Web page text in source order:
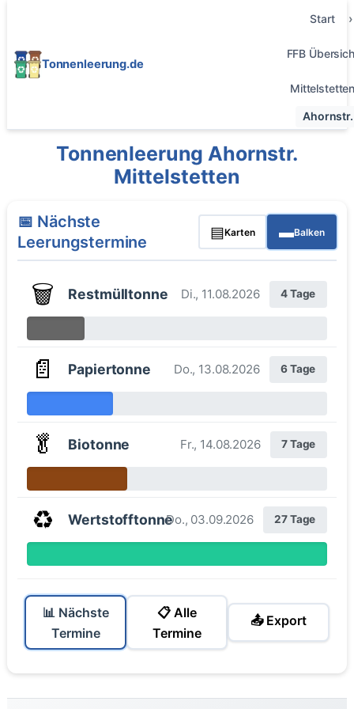
Tonnenleerung.de
Start
FFB
Ahornstr.
Tonnenleerung Ahornstr.
Mittelstetten
📅 Nächste
Leerungstermine
▤Karten ▬Balken
🗑️ Restmülltonne Di., 11.08.2026 4 Tage
📄 Papiertonne Do., 13.08.2026 6 Tage
🥬 Biotonne Fr., 14.08.2026 7 Tage
♻️ WertstofftonneDo., 03.09.2026 27 Tage
📊 Nächste
Termine
📋 Alle
Termine
📤 Export